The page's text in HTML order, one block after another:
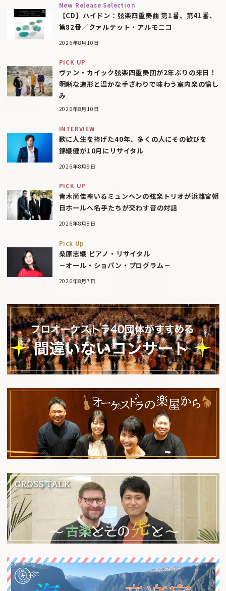
New Release Selection
【CD】ハイドン：弦楽四重奏曲 第1番、第41番、
第82番／クァルテット・アルモニコ
2026年8月10日
PICK UP
ヴァン・カイック弦楽四重奏団が2年ぶりの来日！
明晰な造形と温かな手ざわりで味わう室内楽の愉し
み
2026年8月10日
INTERVIEW
歌に人生を捧げた40年、多くの人にその歓びを
錦織健が10月にリサイタル
2026年8月9日
PICK UP
青木尚佳率いるミュンヘンの弦楽トリオが浜離宮朝
日ホールへ――名手たちが交わす音の対話
2026年8月8日
Pick Up
桑原志織 ピアノ・リサイタル
－オール・ショパン・プログラム－
2026年8月7日